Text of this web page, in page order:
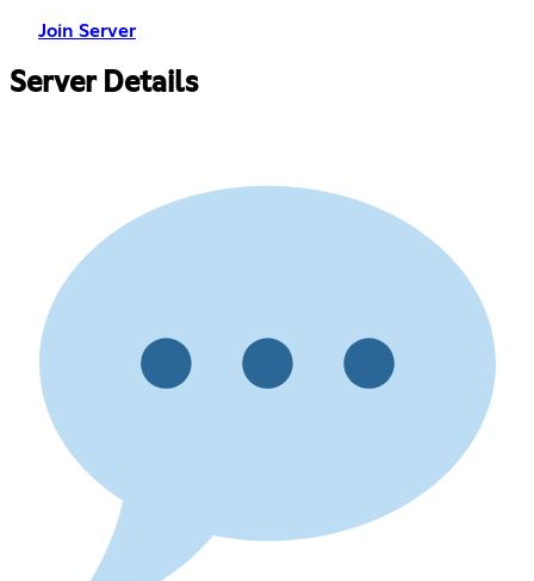
Join Server
Server Details